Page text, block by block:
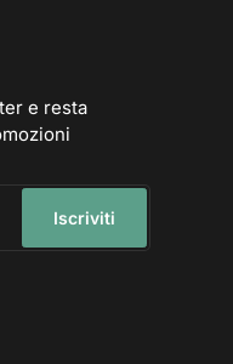
e resta
Iscriviti